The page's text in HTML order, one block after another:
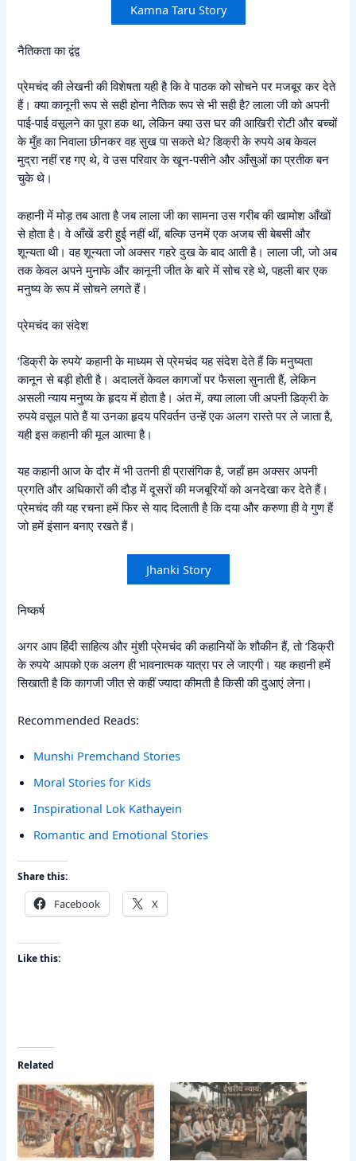
Kamna Taru Story
नैतिकता का द्वंद्व
प्रेमचंद की लेखनी की विशेषता यही है कि वे पाठक को सोचने पर मजबूर कर देते
हैं। क्या कानूनी रूप से सही होना नैतिक रूप से भी सही है? लाला जी को अपनी
पाई-पाई वसूलने का पूरा हक था, लेकिन क्या उस घर की आखिरी रोटी और बच्चों
के मुँह का निवाला छीनकर वह सुख पा सकते थे? डिक्री के रुपये अब केवल
मुद्रा नहीं रह गए थे, वे उस परिवार के खून-पसीने और आँसुओं का प्रतीक बन
चुके थे।
कहानी में मोड़ तब आता है जब लाला जी का सामना उस गरीब की खामोश आँखों
से होता है। वे आँखें डरी हुई नहीं थीं, बल्कि उनमें एक अजब सी बेबसी और
शून्यता थी। वह शून्यता जो अक्सर गहरे दुख के बाद आती है। लाला जी, जो अब
तक केवल अपने मुनाफे और कानूनी जीत के बारे में सोच रहे थे, पहली बार एक
मनुष्य के रूप में सोचने लगते हैं।
प्रेमचंद का संदेश
‘डिक्री के रुपये’ कहानी के माध्यम से प्रेमचंद यह संदेश देते हैं कि मनुष्यता
कानून से बड़ी होती है। अदालतें केवल कागजों पर फैसला सुनाती हैं, लेकिन
असली न्याय मनुष्य के हृदय में होता है। अंत में, क्या लाला जी अपनी डिक्री के
रुपये वसूल पाते हैं या उनका हृदय परिवर्तन उन्हें एक अलग रास्ते पर ले जाता है,
यही इस कहानी की मूल आत्मा है।
यह कहानी आज के दौर में भी उतनी ही प्रासंगिक है, जहाँ हम अक्सर अपनी
प्रगति और अधिकारों की दौड़ में दूसरों की मजबूरियों को अनदेखा कर देते हैं।
प्रेमचंद की यह रचना हमें फिर से याद दिलाती है कि दया और करुणा ही वे गुण हैं
जो हमें इंसान बनाए रखते हैं।
Jhanki Story
निष्कर्ष
अगर आप हिंदी साहित्य और मुंशी प्रेमचंद की कहानियों के शौकीन हैं, तो ‘डिक्री
के रुपये’ आपको एक अलग ही भावनात्मक यात्रा पर ले जाएगी। यह कहानी हमें
सिखाती है कि कागजी जीत से कहीं ज्यादा कीमती है किसी की दुआएं लेना।
Recommended Reads:
Munshi Premchand Stories
Moral Stories for Kids
Inspirational Lok Kathayein
Romantic and Emotional Stories
Share this:
Facebook X
Like this:
Related